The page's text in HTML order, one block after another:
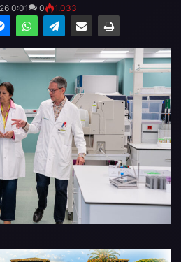
0:01 0 1.033
MessengerWhatsAppTelegramCompartir por email Imprimir